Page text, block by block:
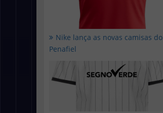
Nike lança as novas camisas do
Penafiel